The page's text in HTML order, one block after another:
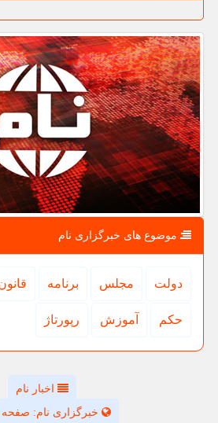
موضوع های خبرگزاری نام
دولت مجلس برنامه
حكم آموزش رپورتاژ
اخبار نام
خبرگزاری نام: